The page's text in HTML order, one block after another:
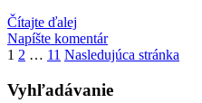
Čítajte ďalej
nová
verzia
čítača
Napíšte komentár
Stránkovanie
príspevkov
1 2 … 11 Nasledujúca stránka
Sidebar
Vyhľadávanie